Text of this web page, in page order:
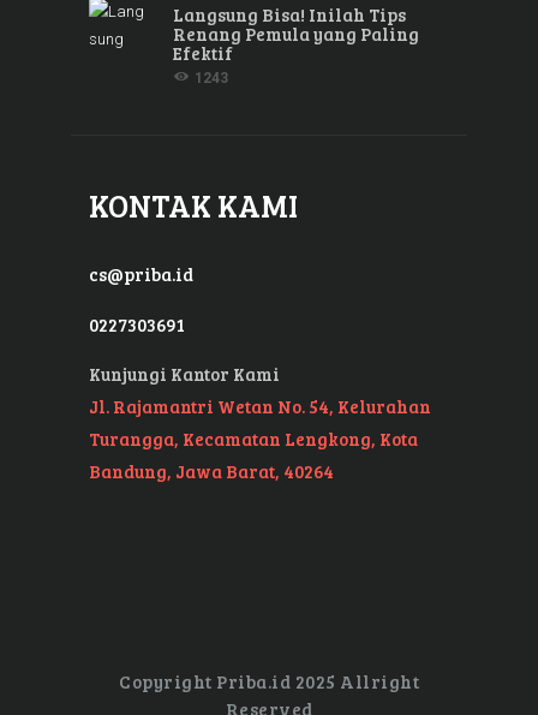
Langsung Bisa! Inilah Tips
Renang Pemula yang Paling
Efektif
1243
KONTAK KAMI
cs@priba.id
0227303691
Kunjungi Kantor Kami
Jl. Rajamantri Wetan No. 54, Kelurahan
Turangga, Kecamatan Lengkong, Kota
Bandung, Jawa Barat, 40264
Copyright Priba.id 2025 Allright
Reserved